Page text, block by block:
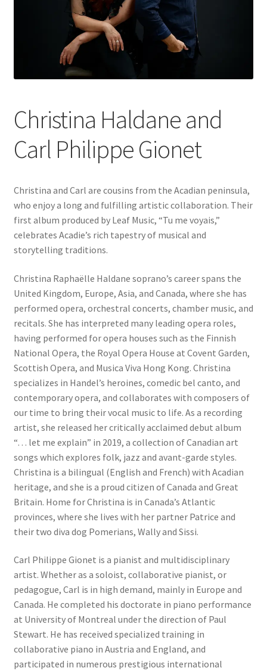
Christina Haldane and
Carl Philippe Gionet
Christina and Carl are cousins from the Acadian peninsula,
who enjoy a long and fulfilling artistic collaboration. Their
first album produced by Leaf Music, “Tu me voyais,”
celebrates Acadie’s rich tapestry of musical and
storytelling traditions.
Christina Raphaëlle Haldane soprano’s career spans the
United Kingdom, Europe, Asia, and Canada, where she has
performed opera, orchestral concerts, chamber music, and
recitals. She has interpreted many leading opera roles,
having performed for opera houses such as the Finnish
National Opera, the Royal Opera House at Covent Garden,
Scottish Opera, and Musica Viva Hong Kong. Christina
specializes in Handel’s heroines, comedic bel canto, and
contemporary opera, and collaborates with composers of
our time to bring their vocal music to life. As a recording
artist, she released her critically acclaimed debut album
“… let me explain” in 2019, a collection of Canadian art
songs which explores folk, jazz and avant-garde styles.
Christina is a bilingual (English and French) with Acadian
heritage, and she is a proud citizen of Canada and Great
Britain. Home for Christina is in Canada’s Atlantic
provinces, where she lives with her partner Patrice and
their two diva dog Pomerians, Wally and Sissi.
Carl Philippe Gionet is a pianist and multidisciplinary
artist. Whether as a soloist, collaborative pianist, or
pedagogue, Carl is in high demand, mainly in Europe and
Canada. He completed his doctorate in piano performance
at University of Montreal under the direction of Paul
Stewart. He has received specialized training in
collaborative piano in Austria and England, and
participated in numerous prestigious international